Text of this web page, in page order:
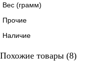
Вес (грамм)
Прочие
Наличие
Похожие товары (8)